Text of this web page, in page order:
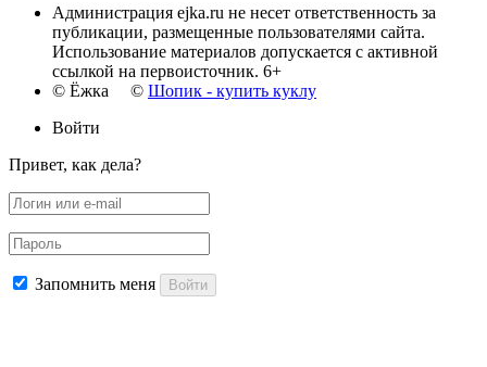
Администрация ejka.ru не несет ответственность за
публикации, размещенные пользователями сайта.
Использование материалов допускается с активной
ссылкой на первоисточник. 6+
© Ёжка © Шопик - купить куклу
Войти
Привет, как дела?
Запомнить меня Войти